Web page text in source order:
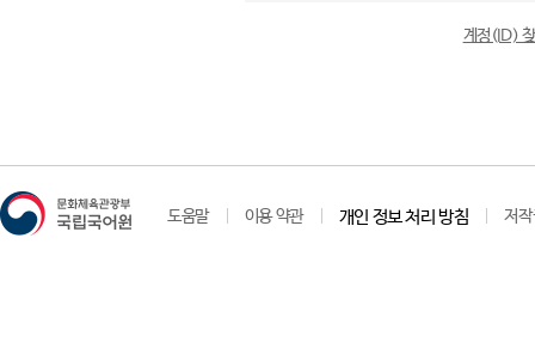
계정(ID)
도움말 이용 약관 개인 정보 처리 방침 저